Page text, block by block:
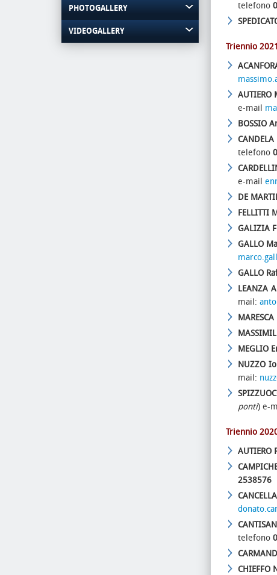
PHOTOGALLERY
VIDEOGALLERY
telefono
Triennio
e-mail
BOSSIO
telefono
e-mail
DE
FELLITTI
GALIZIA
GALLO
GALLO
LEANZA
mail:
MEGLIO
NUZZO
mail:
ponti) e-
Triennio
AUTIERO
2538576
telefono
CHIEFFO